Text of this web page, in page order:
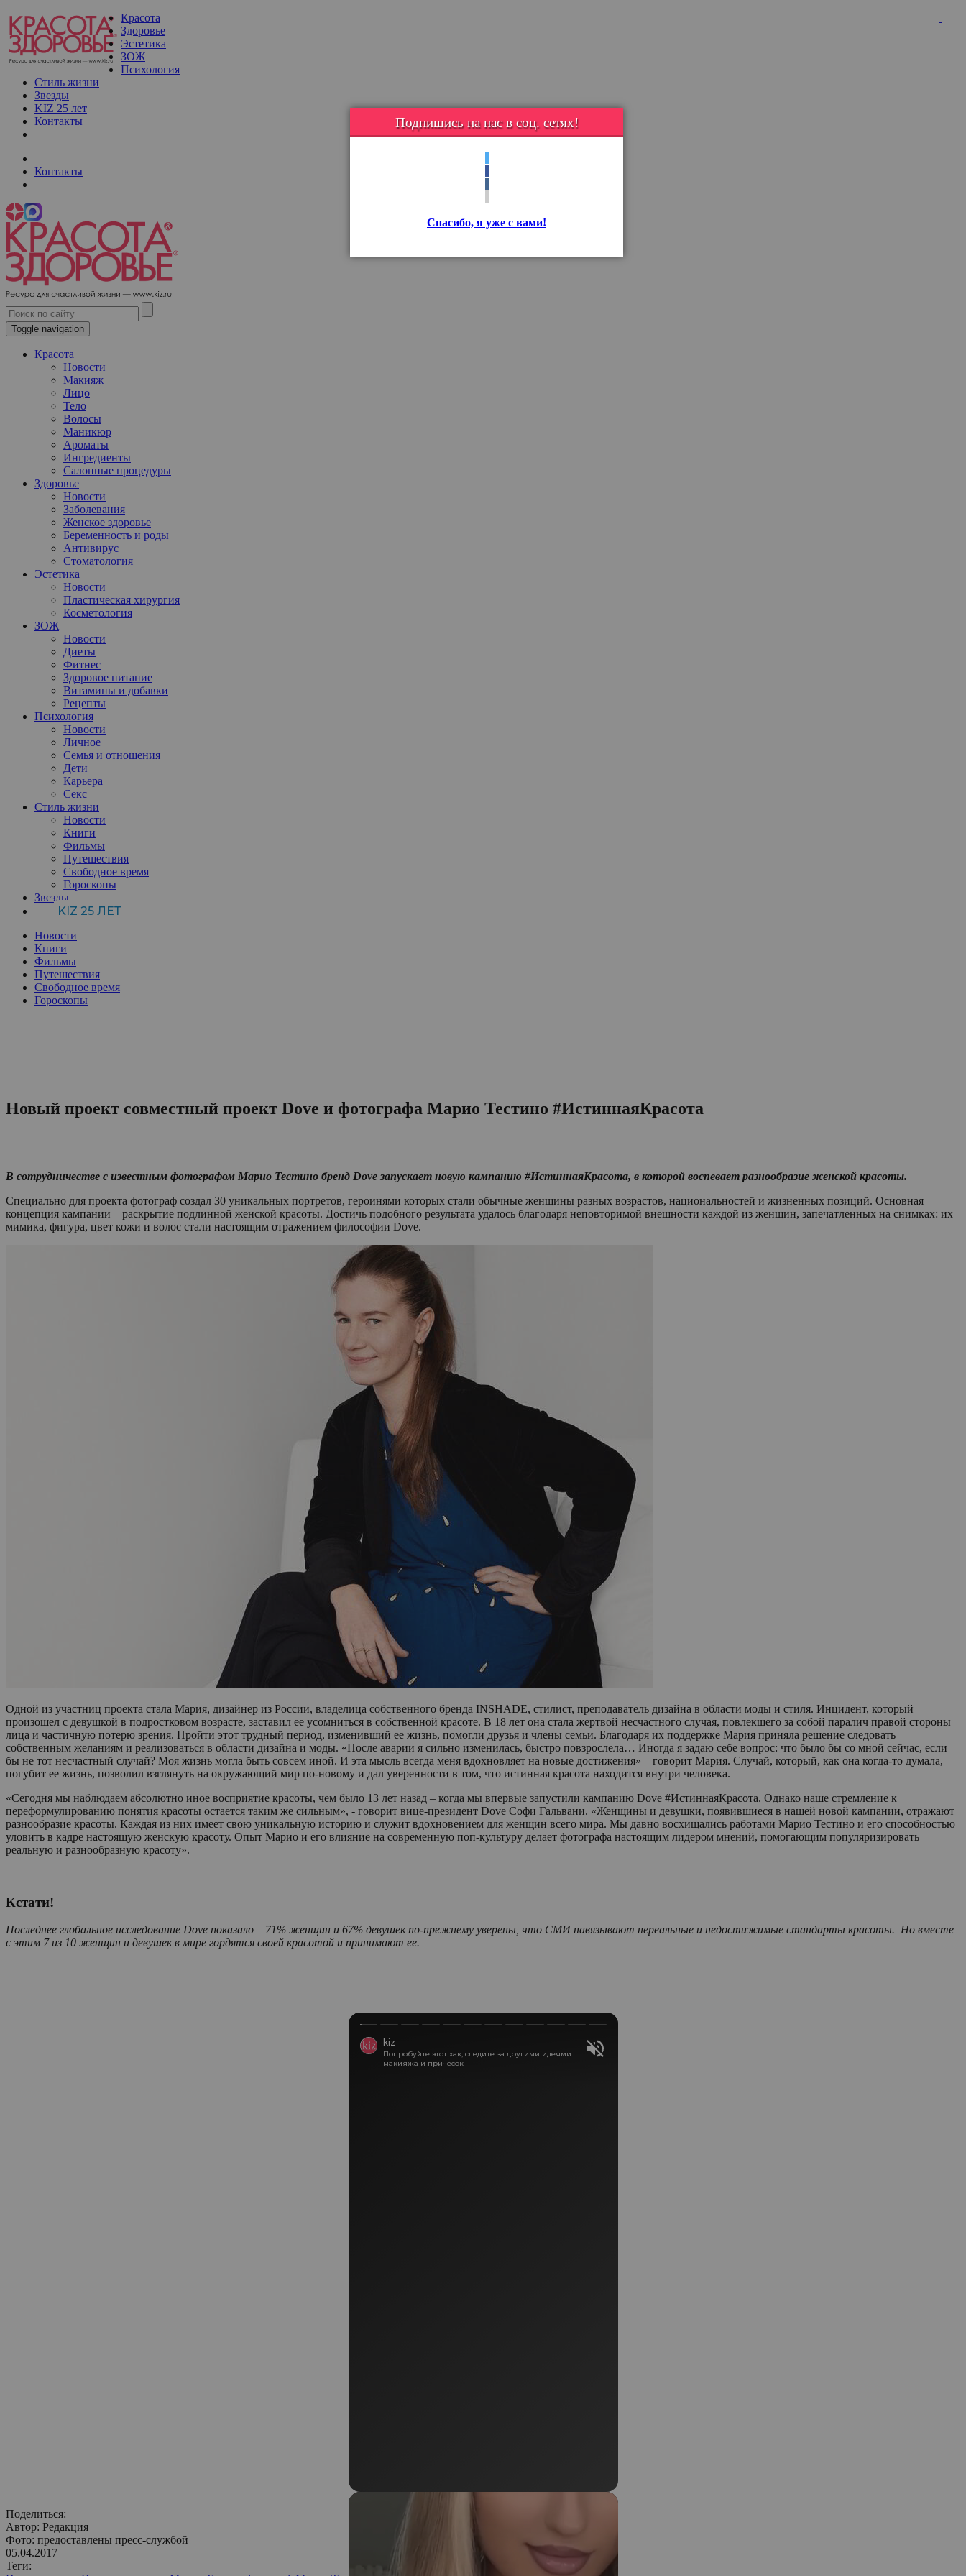
Красота
Здоровье
Эстетика
ЗОЖ
Психология
Стиль жизни
Звезды
KIZ 25 лет
Контакты
Контакты
Toggle navigation
Красота
Новости
Макияж
Лицо
Тело
Волосы
Маникюр
Ароматы
Ингредиенты
Салонные процедуры
Здоровье
Новости
Заболевания
Женское здоровье
Беременность и роды
Антивирус
Стоматология
Эстетика
Новости
Пластическая хирургия
Косметология
ЗОЖ
Новости
Диеты
Фитнес
Здоровое питание
Витамины и добавки
Рецепты
Психология
Новости
Личное
Семья и отношения
Дети
Карьера
Секс
Стиль жизни
Новости
Книги
Фильмы
Путешествия
Свободное время
Гороскопы
Звезды
KIZ 25 ЛЕТ
Новости
Книги
Фильмы
Путешествия
Свободное время
Гороскопы
Подпишись на нас в соц. сетях!
Спасибо, я уже с вами!
Новый проект совместный проект Dove и фотографа Марио Тестино #ИстиннаяКрасота
В сотрудничестве с известным фотографом Марио Тестино бренд Dove запускает новую кампанию #ИстиннаяКрасота, в которой воспевает разнообразие женской красоты.
Специально для проекта фотограф создал 30 уникальных портретов, героинями которых стали обычные женщины разных возрастов, национальностей и жизненных позиций. Основная
концепция кампании – раскрытие подлинной женской красоты. Достичь подобного результата удалось благодаря неповторимой внешности каждой из женщин, запечатленных на снимках: их
мимика, фигура, цвет кожи и волос стали настоящим отражением философии Dove.
Одной из участниц проекта стала Мария, дизайнер из России, владелица собственного бренда INSHADE, стилист, преподаватель дизайна в области моды и стиля. Инцидент, который
произошел с девушкой в подростковом возрасте, заставил ее усомниться в собственной красоте. В 18 лет она стала жертвой несчастного случая, повлекшего за собой паралич правой стороны
лица и частичную потерю зрения. Пройти этот трудный период, изменивший ее жизнь, помогли друзья и члены семьи. Благодаря их поддержке Мария приняла решение следовать
собственным желаниям и реализоваться в области дизайна и моды. «После аварии я сильно изменилась, быстро повзрослела… Иногда я задаю себе вопрос: что было бы со мной сейчас, если
бы не тот несчастный случай? Моя жизнь могла быть совсем иной. И эта мысль всегда меня вдохновляет на новые достижения» – говорит Мария. Случай, который, как она когда-то думала,
погубит ее жизнь, позволил взглянуть на окружающий мир по-новому и дал уверенности в том, что истинная красота находится внутри человека.
«Сегодня мы наблюдаем абсолютно иное восприятие красоты, чем было 13 лет назад – когда мы впервые запустили кампанию Dove #ИстиннаяКрасота. Однако наше стремление к
переформулированию понятия красоты остается таким же сильным», - говорит вице-президент Dove Софи Гальвани. «Женщины и девушки, появившиеся в нашей новой кампании, отражают
разнообразие красоты. Каждая из них имеет свою уникальную историю и служит вдохновением для женщин всего мира. Мы давно восхищались работами Марио Тестино и его способностью
уловить в кадре настоящую женскую красоту. Опыт Марио и его влияние на современную поп-культуру делает фотографа настоящим лидером мнений, помогающим популяризировать
реальную и разнообразную красоту».
Кстати!
Последнее глобальное исследование Dove показало – 71% женщин и 67% девушек по-прежнему уверены, что СМИ навязывают нереальные и недостижимые стандарты красоты. Но вместе
с этим 7 из 10 женщин и девушек в мире гордятся своей красотой и принимают ее.
Поделиться:
Автор: Редакция
Фото: предоставлены пресс-службой
05.04.2017
Теги: